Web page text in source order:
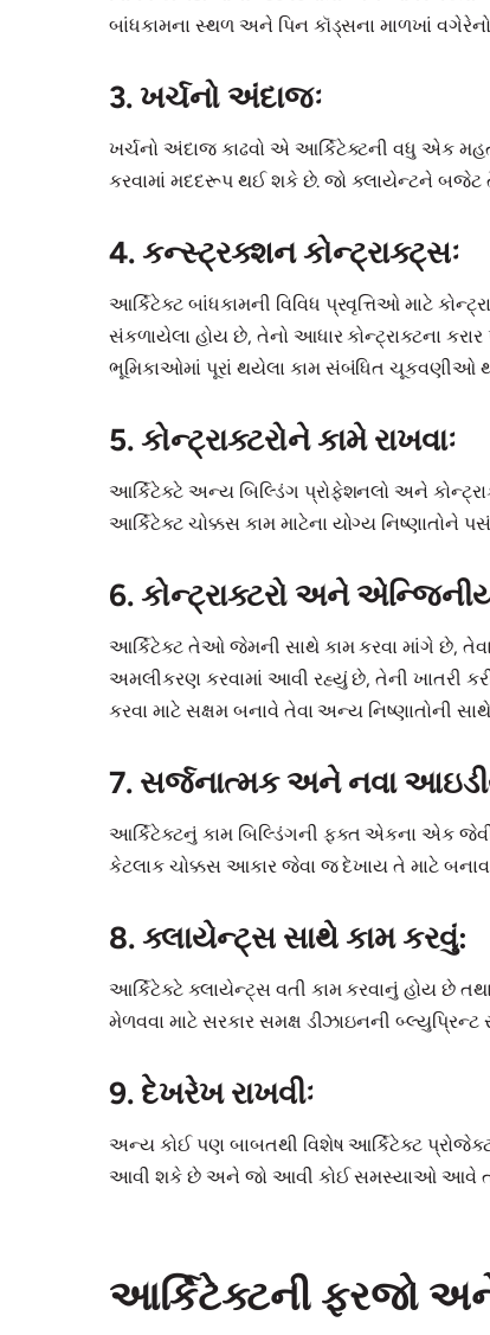
બાંધકામના સ્થળ અને પિન કૉડ્સના માળખાં
3. ખર્ચનો અંદાજઃ
ખર્ચનો અંદાજ કાઢવો એ આર્કિટેક્ટની વધુ એક
કરવામાં મદદરૂપ થઈ શકે છે. જો ક્લાયેન્ટને બજેટ
4. કન્સ્ટ્રક્શન કોન્ટ્રાક્ટ્સઃ
આર્કિટેક્ટ બાંધકામની વિવિધ પ્રવૃત્તિઓ માટે
સંકળાયેલા હોય છે, તેનો આધાર કોન્ટ્રાક્ટના
ભૂમિકાઓમાં પૂરાં થયેલા કામ સંબંધિત ચૂકવણીઓ
5. કોન્ટ્રાક્ટરોને કામે રાખવાઃ
આર્કિટેક્ટે અન્ય બિલ્ડિંગ પ્રોફેશનલો અને
આર્કિટેક્ટ ચોક્કસ કામ માટેના યોગ્ય નિષ્ણાતોને
6. કોન્ટ્રાક્ટરો અને
આર્કિટેક્ટ તેઓ જેમની સાથે કામ કરવા માંગે છે,
અમલીકરણ કરવામાં આવી રહ્યું છે, તેની ખાતરી
કરવા માટે સક્ષમ બનાવે તેવા અન્ય નિષ્ણાતોની
7. સર્જનાત્મક અને નવા
આર્કિટેક્ટનું કામ બિલ્ડિંગની ફક્ત એકના એક જેવી
કેટલાક ચોક્કસ આકાર જેવા જ દેખાય તે માટે
8. ક્લાયેન્ટ્સ સાથે કામ કરવું:
આર્કિટેક્ટે ક્લાયેન્ટ્સ વતી કામ કરવાનું હોય છે
મેળવવા માટે સરકાર સમક્ષ ડીઝાઇનની
9. દેખરેખ રાખવીઃ
અન્ય કોઈ પણ બાબતથી વિશેષ આર્કિટેક્ટ
આવી શકે છે અને જો આવી કોઈ સમસ્યાઓ આવે
આર્કિટેક્ટની ફરજો